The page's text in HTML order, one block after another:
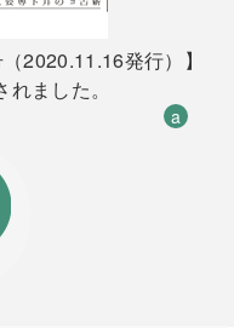
2020.11.16発行）】
ました。
a